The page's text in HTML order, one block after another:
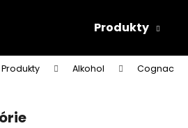
Produkty
Produkty Alkohol Cognac